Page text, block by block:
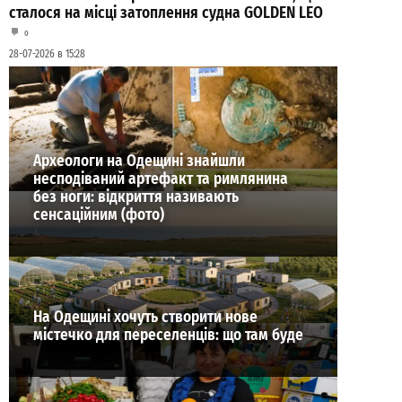
сталося на місці затоплення судна GOLDEN LEO
0
28-07-2026 в 15:28
ВИБІР РЕДАКЦІЇ
Археологи на Одещині знайшли
несподіваний артефакт та римлянина
без ноги: відкриття називають
сенсаційним (фото)
На Одещині хочуть створити нове
містечко для переселенців: що там буде